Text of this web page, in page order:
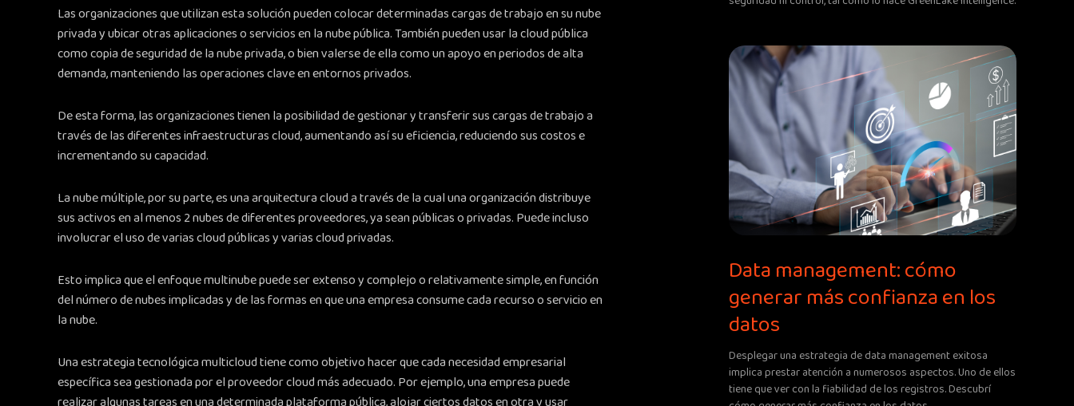
Las organizaciones que utilizan esta solución pueden colocar determinadas cargas de trabajo en su nube
privada y ubicar otras aplicaciones o servicios en la nube pública. También pueden usar la cloud pública
como copia de seguridad de la nube privada, o bien valerse de ella como un apoyo en periodos de alta
demanda, manteniendo las operaciones clave en entornos privados.
De esta forma, las organizaciones tienen la posibilidad de gestionar y transferir sus cargas de trabajo a
través de las diferentes infraestructuras cloud, aumentando así su eficiencia, reduciendo sus costos e
incrementando su capacidad.
La nube múltiple, por su parte, es una arquitectura cloud a través de la cual una organización distribuye
sus activos en al menos 2 nubes de diferentes proveedores, ya sean públicas o privadas. Puede incluso
involucrar el uso de varias cloud públicas y varias cloud privadas.
Esto implica que el enfoque multinube puede ser extenso y complejo o relativamente simple, en función
del número de nubes implicadas y de las formas en que una empresa consume cada recurso o servicio en
la nube.
Una estrategia tecnológica multicloud tiene como objetivo hacer que cada necesidad empresarial
específica sea gestionada por el proveedor cloud más adecuado. Por ejemplo, una empresa puede
Data management: cómo
generar más confianza en los
datos
Desplegar una estrategia de data management exitosa
implica prestar atención a numerosos aspectos. Uno de ellos
tiene que ver con la fiabilidad de los registros. Descubrí